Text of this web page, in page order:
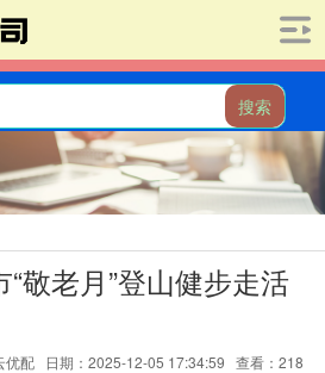
搜索
敬老月”登山健步走活
优配 日期：2025-12-05 17:34:59 查看：218